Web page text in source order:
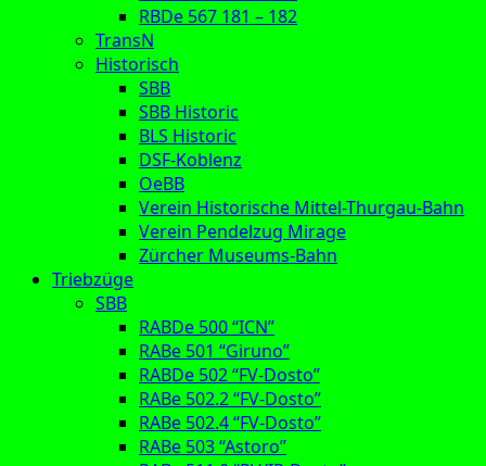
RBDe 567 181 – 182
TransN
Historisch
SBB
SBB Historic
BLS Historic
DSF-Koblenz
OeBB
Verein Historische Mittel-Thurgau-Bahn
Verein Pendelzug Mirage
Zürcher Museums-Bahn
Triebzüge
SBB
RABDe 500 “ICN”
RABe 501 “Giruno”
RABDe 502 “FV-Dosto”
RABe 502.2 “FV-Dosto”
RABe 502.4 “FV-Dosto”
RABe 503 “Astoro”